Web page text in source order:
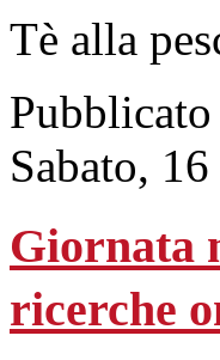
Tè alla
Sabato,
Giornata
ricerche